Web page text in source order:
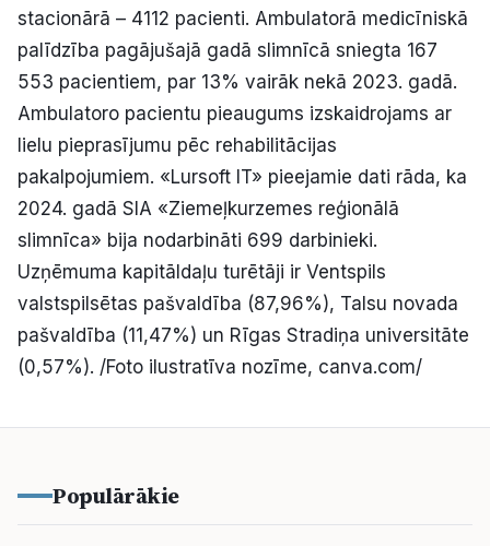
stacionārā – 4112 pacienti. Ambulatorā medicīniskā
palīdzība pagājušajā gadā slimnīcā sniegta 167
553 pacientiem, par 13% vairāk nekā 2023. gadā.
Ambulatoro pacientu pieaugums izskaidrojams ar
lielu pieprasījumu pēc rehabilitācijas
pakalpojumiem. «Lursoft IT» pieejamie dati rāda, ka
2024. gadā SIA «Ziemeļkurzemes reģionālā
slimnīca» bija nodarbināti 699 darbinieki.
Uzņēmuma kapitāldaļu turētāji ir Ventspils
valstspilsētas pašvaldība (87,96%), Talsu novada
pašvaldība (11,47%) un Rīgas Stradiņa universitāte
(0,57%). /Foto ilustratīva nozīme, canva.com/
Populārākie